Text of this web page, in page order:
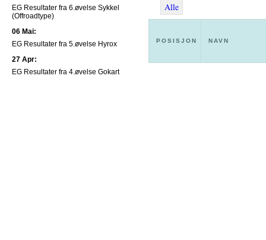
EG Resultater fra 6.øvelse Sykkel
(Offroadtype)
06 Mai:
EG Resultater fra 5.øvelse Hyrox
27 Apr:
EG Resultater fra 4.øvelse Gokart
Alle
POSISJON NAVN